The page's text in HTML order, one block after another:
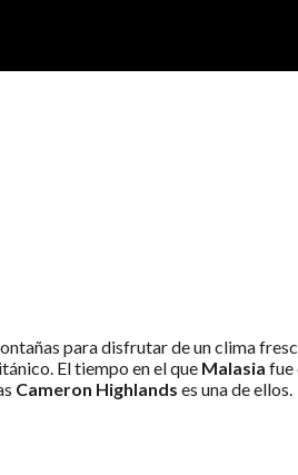
para disfrutar de un clima
El tiempo en el que Malasia fue
Cameron Highlands es una de ellos.